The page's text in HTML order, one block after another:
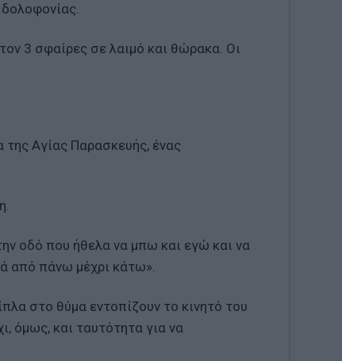
3 σφαίρες σε λαιμό και θώρακα. Οι
της Αγίας Παρασκευής, ένας
οδό που ήθελα να μπω και εγώ και να
από πάνω μέχρι κάτω».
στο θύμα εντοπίζουν το κινητό του
όμως, και ταυτότητα για να